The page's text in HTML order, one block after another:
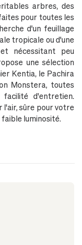
arbres, des
pour toutes les
d'un feuillage
tropicale ou d'une
nécessitant peu
une sélection
Kentia, le Pachira
Monstera, toutes
d'entretien.
l'air, sûre pour votre
luminosité.